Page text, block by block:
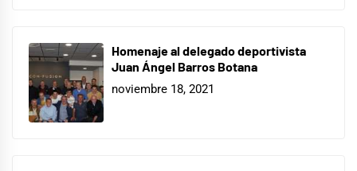
Homenaje al delegado deportivista
Juan Ángel Barros Botana
noviembre 18, 2021